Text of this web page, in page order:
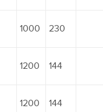
1000 230
1200 144
1200 144